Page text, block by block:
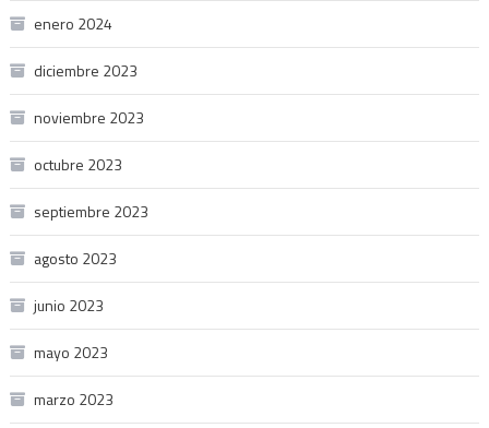
enero 2024
diciembre 2023
noviembre 2023
octubre 2023
septiembre 2023
agosto 2023
junio 2023
mayo 2023
marzo 2023